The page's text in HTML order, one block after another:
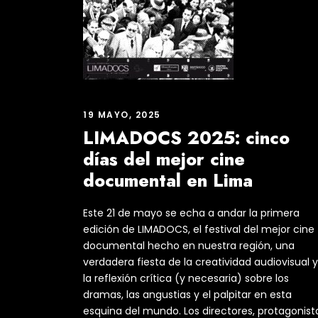
19 MAYO, 2025
LIMADOCS 2025: cinco
días del mejor cine
documental en Lima
Este 21 de mayo se echa a andar la primera
edición de LIMADOCS, el festival del mejor cine
documental hecho en nuestra región, una
verdadera fiesta de la creatividad audiovisual y
la reflexión crítica (y necesaria) sobre los
dramas, las angustias y el palpitar en esta
esquina del mundo. Los directores,